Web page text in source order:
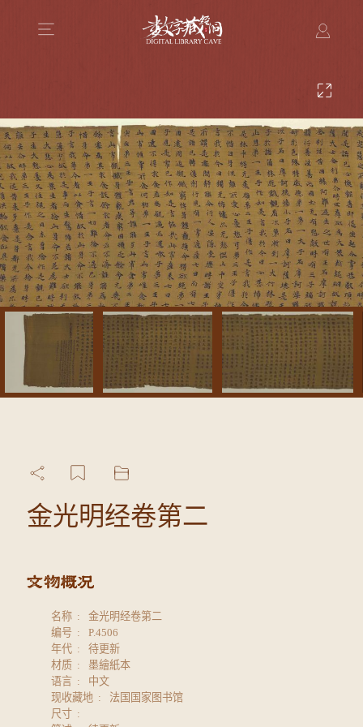
金光明经卷第二
名称
金光明经卷第二
编号
P.4506
年代
待更新
材质
墨繪紙本
语言
中文
现收藏地
法国国家图书馆
尺寸